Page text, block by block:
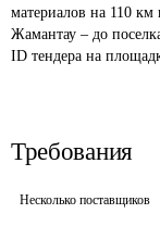
материалов на 110 км
Жамантау – до
ID тендера на
Требования
Несколько поставщиков